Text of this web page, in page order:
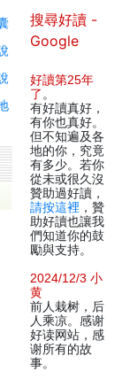
搜尋好讀 -
Google
好讀第25年
了 。
有好讀真好，
有你也真好。
但不知遍及各
地的你，究竟
有多少。若你
從未或很久沒
贊助過好讀，
請按這裡 ，贊
助好讀也讓我
們知道你的鼓
勵與支持。
2024/12/3 小
黄
前人栽树，后
人乘凉。感谢
好读网站，感
谢所有的故
事。